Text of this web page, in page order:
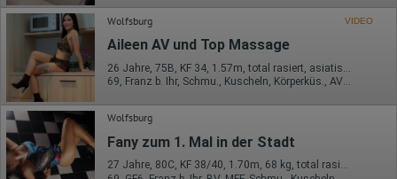
Wolfsburg VIDEO
Aileen AV und Top Massage
26 Jahre, 75B, KF 34, 1.57m, total rasiert, asiatisch
69, Franz b. Ihr, Schmu., Kuscheln, Körperküs., AV b. Ihm, ZAp, EL
Wolfsburg
Fany zum 1. Mal in der Stadt
27 Jahre, 80C, KF 38/40, 1.70m, 68 kg, total rasiert, karibisch